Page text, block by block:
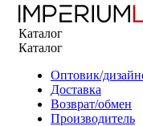
Каталог
Каталог
Оптовик/
Доставка
Возврат/обмен
Производитель